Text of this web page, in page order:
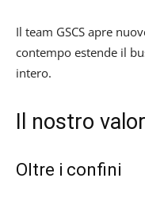
Il team GSCS apre
contempo estende il
intero.
Il nostro
Oltre i confini